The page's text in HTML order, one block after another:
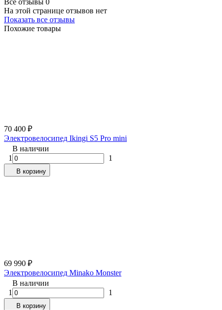
На этой странице отзывов нет
Показать все отзывы
Похожие товары
70 400 ₽
Электровелосипед Ikingi S5 Pro mini
В наличии
1
1
В корзину
69 990 ₽
Электровелосипед Minako Monster
В наличии
1
1
В корзину